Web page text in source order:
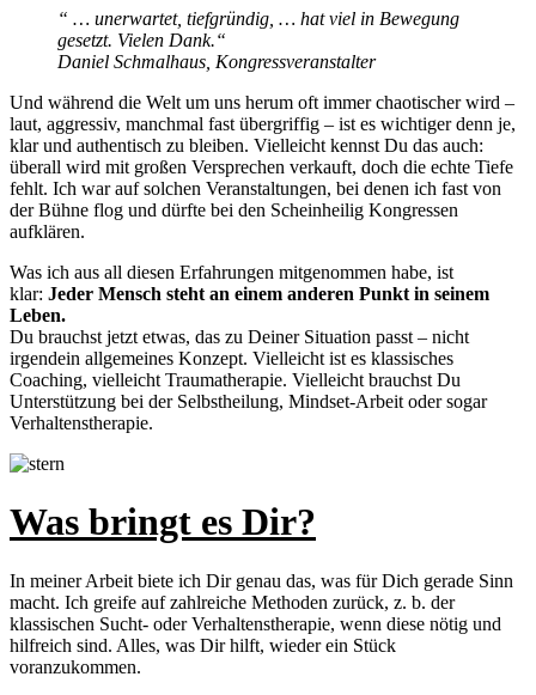
“ … unerwartet, tiefgründig, … hat viel in Bewegung
gesetzt. Vielen Dank.“
Daniel Schmalhaus, Kongressveranstalter
Und während die Welt um uns herum oft immer chaotischer wird –
laut, aggressiv, manchmal fast übergriffig – ist es wichtiger denn je,
klar und authentisch zu bleiben. Vielleicht kennst Du das auch:
überall wird mit großen Versprechen verkauft, doch die echte Tiefe
fehlt. Ich war auf solchen Veranstaltungen, bei denen ich fast von
der Bühne flog und dürfte bei den Scheinheilig Kongressen
aufklären.
Was ich aus all diesen Erfahrungen mitgenommen habe, ist
klar: Jeder Mensch steht an einem anderen Punkt in seinem
Leben.
Du brauchst jetzt etwas, das zu Deiner Situation passt – nicht
irgendein allgemeines Konzept. Vielleicht ist es klassisches
Coaching, vielleicht Traumatherapie. Vielleicht brauchst Du
Unterstützung bei der Selbstheilung, Mindset-Arbeit oder sogar
Verhaltenstherapie.
Was bringt es Dir?
In meiner Arbeit biete ich Dir genau das, was für Dich gerade Sinn
macht. Ich greife auf zahlreiche Methoden zurück, z. b. der
klassischen Sucht- oder Verhaltenstherapie, wenn diese nötig und
hilfreich sind. Alles, was Dir hilft, wieder ein Stück
voranzukommen.